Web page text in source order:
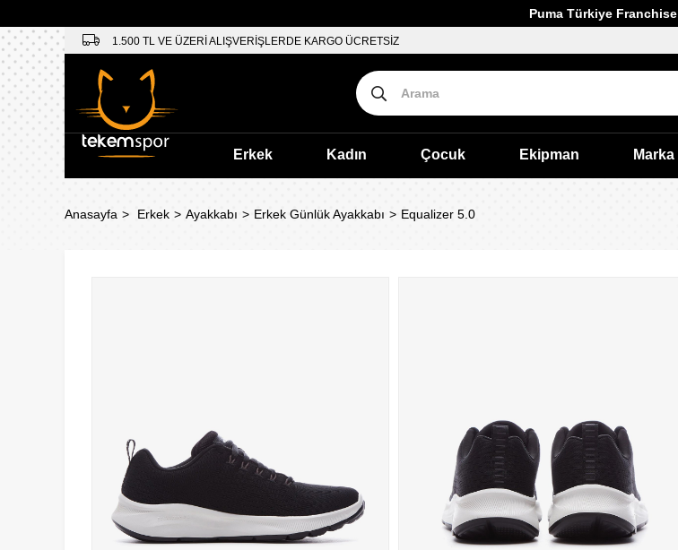
Puma Türkiye Franchise
1.500 TL VE ÜZERİ ALIŞVERİŞLERDE KARGO ÜCRETSİZ
Erkek Kadın Çocuk Ekipman Marka
Anasayfa Erkek Ayakkabı Erkek Günlük Ayakkabı Equalizer 5.0